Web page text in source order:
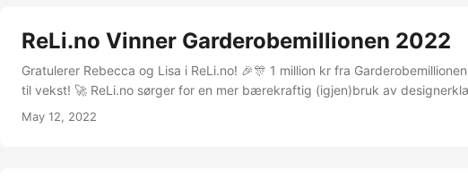
ReLi.no Vinner Garderobemillionen 2022
Gratulerer Rebecca og Lisa i ReLi.no! 🎉🎊 1 million kr fra
til vekst! 🚀 ReLi.no sørger for en mer bærekraftig (igjen)bruk av
ved å leie ut klærne man trenger til de spesielle anledningene. – Vi jobber sterkt for overforbruk og
May 12, 2022